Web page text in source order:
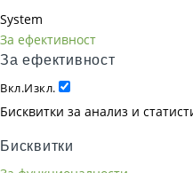
System
За ефективност
За ефективност
Вкл.Изкл.
Бисквитки за анализ и
Бисквитки